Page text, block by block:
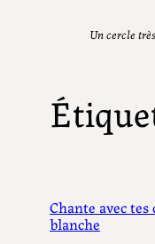
Un cercle
Chante avec
blanche